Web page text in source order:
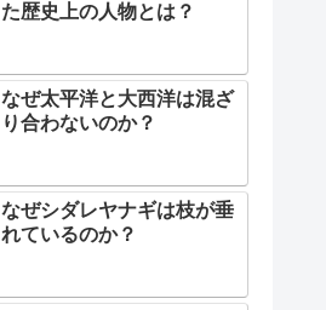
た歴史上の人物とは？
なぜ太平洋と大西洋は混ざ
り合わないのか？
なぜシダレヤナギは枝が垂
れているのか？